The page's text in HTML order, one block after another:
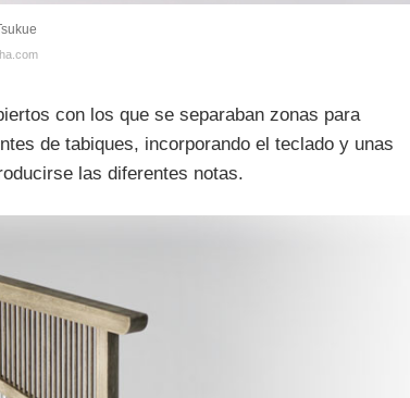
con los que se separaban zonas para
de tabiques, incorporando el teclado y unas
las diferentes notas.